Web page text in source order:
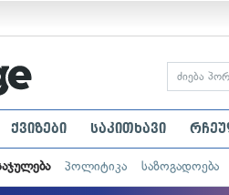
ქვიზები საკითხავი
პოლიტიკა საზოგადოება